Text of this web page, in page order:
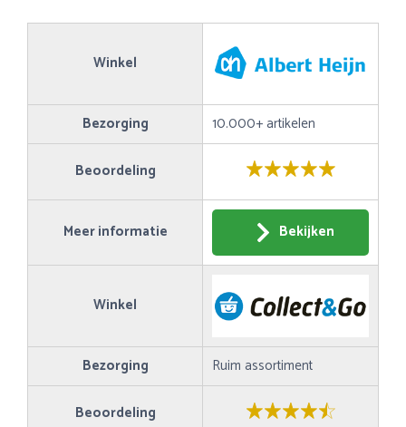
Winkel
Bezorging 10.000+ artikelen
Beoordeling
Meer informatie Bekijken
Winkel
Bezorging Ruim assortiment
Beoordeling